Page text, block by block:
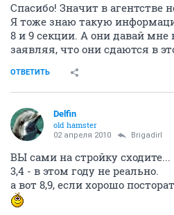
Спасибо! Значит в агентстве
Я тоже знаю такую
8 и 9 секции. А они давай мне
заявляя, что они сдаются в
ОТВЕТИТЬ
Delfin
old hamster
02 апреля 2010 BrigadirI
ВЫ сами на стройку сходите...
3,4 - в этом году не реально.
а вот 8,9, если хорошо